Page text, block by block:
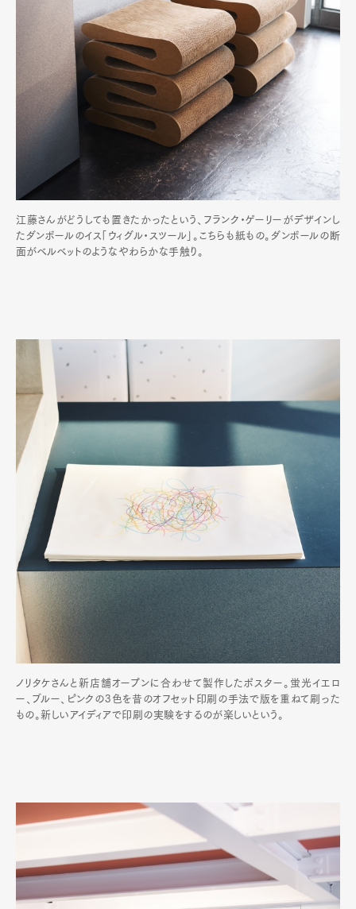
江藤さんがどうしても置きたかったという、フランク・ゲーリーがデザインし
たダンボールのイス「ウィグル・スツール」。こちらも紙もの。ダンボールの断
面がベルベットのようなやわらかな手触り。
ノリタケさんと新店舗オープンに合わせて製作したポスター。蛍光イエロ
ー、ブルー、ピンクの3色を昔のオフセット印刷の手法で版を重ねて刷った
もの。新しいアイディアで印刷の実験をするのが楽しいという。